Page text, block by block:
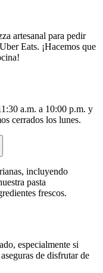
artesanal para pedir
Eats. ¡Hacemos que
a.m. a 10:00 p.m. y
cerrados los lunes.
incluyendo
pasta
frescos.
especialmente si
de disfrutar de